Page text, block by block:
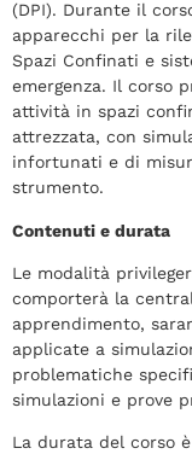
(DPI). Durante il
apparecchi per la
Spazi Confinati e
emergenza. Il corso
attività in spazi
attrezzata, con
infortunati e di
strumento.
Contenuti e durata
Le modalità
comporterà la
apprendimento,
applicate a
problematiche
simulazioni e prove
La durata del corso